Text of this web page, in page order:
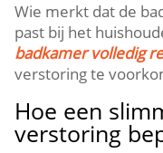
Wie merkt dat de
past bij het
badkamer volledig
verstoring te
Hoe een
verstoring